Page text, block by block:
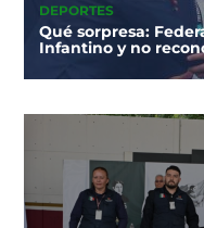
DEPORTES
Qué sorpresa:
Infantino y no